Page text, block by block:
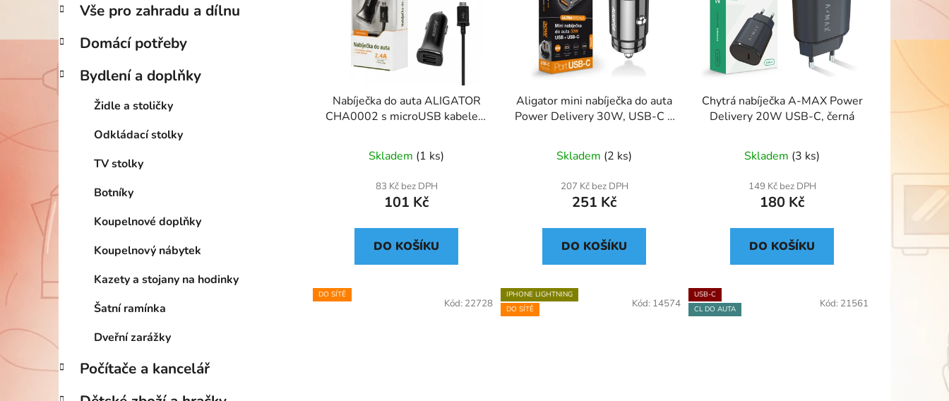
Vše pro zahradu a dílnu
Domácí potřeby
Bydlení a doplňky
Židle a stoličky
Odkládací stolky
TV stolky
Botníky
Koupelnové doplňky
Koupelnový nábytek
Kazety a stojany na hodinky
Šatní ramínka
Dveřní zarážky
Počítače a kancelář
Nabíječka do auta ALIGATOR
CHA0002 s microUSB kabelem
charge, černá
Skladem (1 ks)
83 Kč bez DPH
101 Kč
DO KOŠÍKU
Aligator mini nabíječka do auta
Power Delivery 30W, USB-C +
Skladem (2 ks)
207 Kč bez DPH
251 Kč
DO KOŠÍKU
Chytrá nabíječka A-MAX Power
Delivery 20W USB-C, černá
Skladem (3 ks)
149 Kč bez DPH
180 Kč
DO KOŠÍKU
DO SÍTĚ
Kód: 22728
IPHONE LIGHTNING
DO SÍTĚ
Kód: 14574
USB-C
CL DO AUTA
Kód: 21561